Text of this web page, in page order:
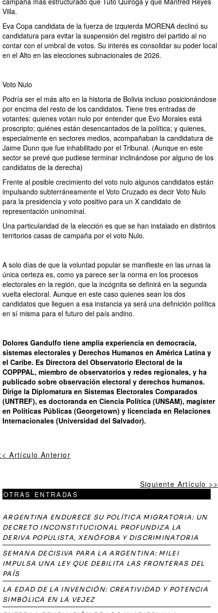
Villa.
Eva Copa candidata de la fuerza de izquierda MORENA declinó su
candidatura para evitar la suspensión del registro del partido al no
contar con el umbral de votos. Su interés es consolidar su poder local
en el Alto en las elecciones subnacionales de 2026.
Voto Nulo
Podría ser el más alto en la historia de Bolivia incluso posicionándose
por encima del resto de los candidatos. Tiene tres entradas de
votantes: quienes votan nulo por entender que Evo Morales está
proscripto; quiénes están desencantados de la política; y quienes,
especialmente en sectores medios, acompañaban la candidatura de
Jaime Dunn que fue inhabilitado por el Tribunal. (Aunque en este
sector se prevé que pudiese terminar inclinándose por alguno de los
candidatos de la derecha)
Frente al posible crecimiento del voto nulo algunos candidatos están
impulsando subterráneamente el Voto Cruzado es decir Voto Nulo
para la presidencia y voto positivo para un X candidato de
representación uninominal.
Una particularidad de la elección es que se han instalado en distintos
territorios casas de campaña por el voto Nulo.
A solo días de que la voluntad popular se manifieste en las urnas la
única certeza es, como ya parece ser la norma en los procesos
electorales en la región, que la incógnita se definirá en la segunda
vuelta electoral. Aunque en este caso quienes sean los dos
candidatos que lleguen a esa instancia ya será una definición política
en sí misma para el futuro del país andino.
Dolores Gandulfo tiene amplia experiencia en democracia,
sistemas electorales y Derechos Humanos en América Latina y
el Caribe. Es Directora del Observatorio Electoral de la
COPPPAL, miembro de observatorios y redes regionales, y ha
publicado sobre observación electoral y derechos humanos.
Dirige la Diplomatura en Sistemas Electorales Comparados
(UNTREF), es doctoranda en Ciencia Política (UNSAM), magíster
en Políticas Públicas (Georgetown) y licenciada en Relaciones
Internacionales (Universidad del Salvador).
Artículo Anterior
Siguiente Artículo >>
OTRAS ENTRADAS
ARGENTINA ENDURECE SU POLÍTICA MIGRATORIA: UN
DECRETO INCONSTITUCIONAL PROFUNDIZA LA
DERIVA POPULISTA, XENÓFOBA Y DISCRIMINATORIA
SEMANA DECISIVA PARA LA ARGENTINA: MILEI
IMPULSA UNA LEY QUE DEBILITA LAS FRONTERAS DEL
PAÍS
LA EDAD DE LA INVENCIÓN: CREATIVIDAD Y POTENCIA
SIMBÓLICA EN LA VEJEZ